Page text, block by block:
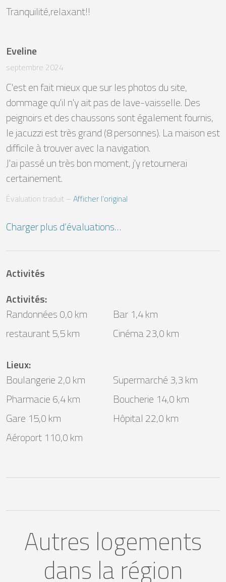
Tranquilité,relaxant!!
Eveline
septembre 2024
C'est en fait mieux que sur les photos du site,
dommage qu'il n'y ait pas de lave-vaisselle. Des
peignoirs et des chaussons sont également fournis,
le jacuzzi est très grand (8 personnes). La maison est
difficile à trouver avec la navigation.
J'ai passé un très bon moment, j'y retournerai
certainement.
Évaluation traduit – Afficher l’original
Charger plus d’évaluations…
Activités
Activités:
Randonnées 0,0 km
Bar 1,4 km
restaurant 5,5 km
Cinéma 23,0 km
Lieux:
Boulangerie 2,0 km
Supermarché 3,3 km
Pharmacie 6,4 km
Boucherie 14,0 km
Gare 15,0 km
Hôpital 22,0 km
Aéroport 110,0 km
Autres logements
dans la région